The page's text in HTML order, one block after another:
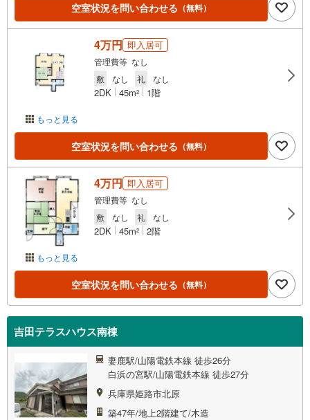
空室状況を問い合わせる （無料）
もっと見る
4万円 即入居可
管理費等 なし
敷
なし 礼 なし
2DK 45m2 1階
空室状況を問い合わせる （無料）
もっと見る
4万円 即入居可
管理費等 なし
敷
なし 礼 なし
2DK 45m2 2階
空室状況を問い合わせる （無料）
吉田テラスハウス南棟
妻鹿駅/山陽電鉄本線 徒歩26分
白浜の宮駅/山陽電鉄本線 徒歩27分
兵庫県姫路市北原
築47年/地上2階建て/木造